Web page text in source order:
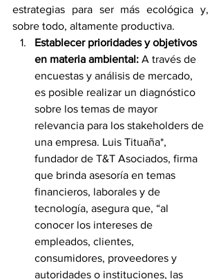
estrategias para ser más ecológica y,
sobre todo, altamente productiva.
Establecer prioridades y objetivos
en materia ambiental: A través de
encuestas y análisis de mercado,
es posible realizar un diagnóstico
sobre los temas de mayor
relevancia para los stakeholders de
una empresa. Luis Tituaña*,
fundador de T&T Asociados, firma
que brinda asesoría en temas
financieros, laborales y de
tecnología, asegura que, “al
conocer los intereses de
empleados, clientes,
consumidores, proveedores y
autoridades o instituciones, las